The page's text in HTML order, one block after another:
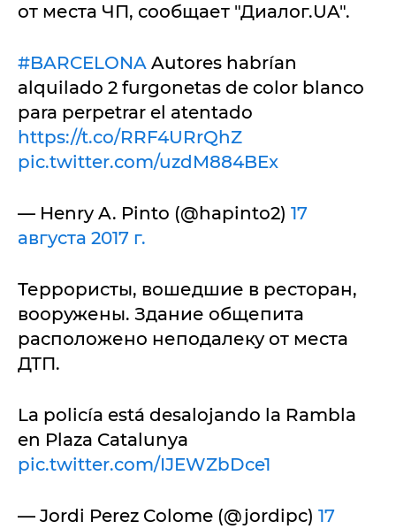
от места ЧП, сообщает "Диалог.UA".
#BARCELONA Autores habrían
alquilado 2 furgonetas de color blanco
para perpetrar el atentado
https://t.co/RRF4URrQhZ
pic.twitter.com/uzdM884BEx
— Henry A. Pinto (@hapinto2) 17
августа 2017 г.
Террористы, вошедшие в ресторан,
вооружены. Здание общепита
расположено неподалеку от места
ДТП.
La policía está desalojando la Rambla
en Plaza Catalunya
pic.twitter.com/IJEWZbDce1
— Jordi Perez Colome (@jordipc) 17